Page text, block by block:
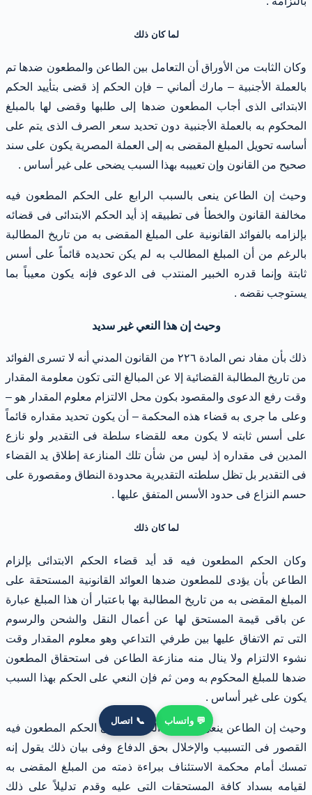
لما كان ذلك
وكان الثابت من الأوراق أن التعامل بين الطاعن والمطعون ضدها تم
بالعملة الأجنبية – مارك ألماني – فإن الحكم إذ قضى بتأييد الحكم
الابتدائى الذى أجاب المطعون ضدها إلى طلبها وقضى لها بالمبلغ
المحكوم به بالعملة الأجنبية دون تحديد سعر الصرف الذى يتم على
أساسه تحويل المبلغ المقضى به إلى العملة المصرية يكون على سند
صحيح من القانون وإن تعييبه بهذا السبب يضحى على غير أساس .
وحيث إن الطاعن ينعى بالسبب الرابع على الحكم المطعون فيه
مخالفة القانون والخطأ فى تطبيقه إذ أيد الحكم الابتدائى فى قضائه
بإلزامه بالفوائد القانونية على المبلغ المقضى به من تاريخ المطالبة
بالرغم من أن المبلغ المطالب به لم يكن تحديده قائماً على أسس
ثابتة وإنما قدره الخبير المنتدب فى الدعوى فإنه يكون معيباً بما
يستوجب نقضه .
وحيث إن هذا النعي غير سديد
ذلك بأن مفاد نص المادة ٢٢٦ من القانون المدني أنه لا تسرى الفوائد
من تاريخ المطالبة القضائية إلا عن المبالغ التى تكون معلومة المقدار
وقت رفع الدعوى والمقصود بكون محل الالتزام معلوم المقدار هو –
وعلى ما جرى به قضاء هذه المحكمة – أن يكون تحديد مقداره قائماً
على أسس ثابته لا يكون معه للقضاء سلطة فى التقدير ولو نازع
المدين فى مقداره إذ ليس من شأن تلك المنازعة إطلاق يد القضاء
فى التقدير بل تظل سلطته التقديرية محدودة النطاق ومقصورة على
حسم النزاع فى حدود الأسس المتفق عليها .
لما كان ذلك
وكان الحكم المطعون فيه قد أيد قضاء الحكم الابتدائى بإلزام
الطاعن بأن يؤدى للمطعون ضدها العوائد القانونية المستحقة على
المبلغ المقضى به من تاريخ المطالبة بها باعتبار أن هذا المبلغ عبارة
عن باقى قيمة المستحق لها عن أعمال النقل والشحن والرسوم
التى تم الاتفاق عليها بين طرفي التداعي وهو معلوم المقدار وقت
نشوء الالتزام ولا ينال منه منازعة الطاعن فى استحقاق المطعون
ضدها للمبلغ المحكوم به ومن ثم فإن النعي على الحكم بهذا السبب
يكون على غير أساس .
وحيث إن الطاعن ينعى بالسبب الخامس على الحكم المطعون فيه
القصور فى التسبيب والإخلال بحق الدفاع وفى بيان ذلك يقول إنه
تمسك أمام محكمة الاستئناف ببراءة ذمته من المبلغ المقضى به
لقيامه بسداد كافة المستحقات التى عليه وقدم تدليلاً على ذلك
💬 واتساب 📞 اتصال